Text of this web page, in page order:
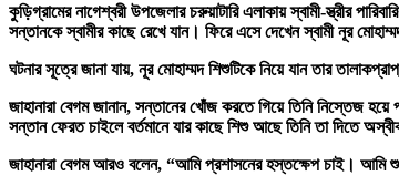
কুড়িগ্রামের নাগেশ্বরী উপজেলার চরুয়াটারি এলাকায় স্বামী-স্ত্রীর
সন্তানকে স্বামীর কাছে রেখে যান। ফিরে এসে দেখেন স্বামী নূর
ঘটনার সূত্রে জানা যায়, নূর মোহাম্মদ শিশুটিকে নিয়ে যান তার
জাহানারা বেগম জানান, সন্তানের খোঁজ করতে গিয়ে তিনি নিস্তেজ
সন্তান ফেরত চাইলে বর্তমানে যার কাছে শিশু আছে তিনি তা দিতে
জাহানারা বেগম আরও বলেন, “আমি প্রশাসনের হস্তক্ষেপ চাই। আমি